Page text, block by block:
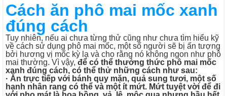
Cách ăn phô mai mốc xanh
đúng cách
Tuy nhiên, nếu ai chưa từng thử cũng như chưa tìm hiểu kỹ
về cách sử dụng phô mai mốc, một số người sẽ bị ấn tượng
bởi hương vị mốc kỳ lạ và cho rằng nó không ngon như phô
mai thường. Vì vậy, để có thể thưởng thức phô mai mốc
xanh đúng cách, có thể thử những cách như sau:
· Ăn trực tiếp với bánh quy mặn, quả sung tươi, một số
hạnh nhân rang có thể và một ít mứt. Mứt tuyệt vời để đi